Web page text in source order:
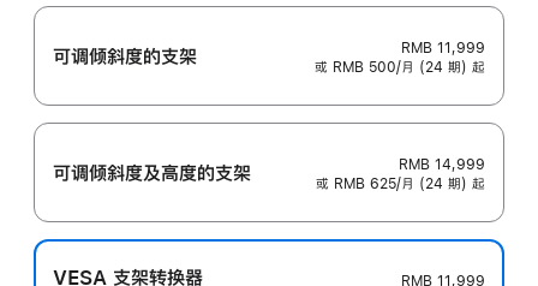
可调倾斜度的支架
RMB 11,999
或 RMB 500/月 (24 期) 起
可调倾斜度及高‍度的支‍架
RMB 14,999
或 RMB 625/月 (24 期) 起
VESA 支架转换器
RMB 11,999